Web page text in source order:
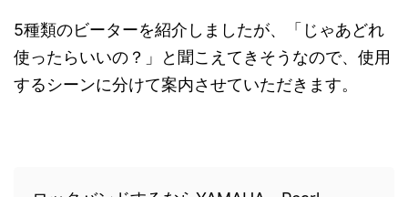
5種類のビーターを紹介しましたが、「じゃあどれ
使ったらいいの？」と聞こえてきそうなので、使用
するシーンに分けて案内させていただきます。